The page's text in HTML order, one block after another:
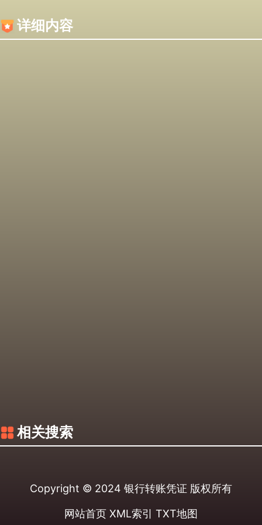
详细内容
相关搜索
Copyright © 2024 银行转账凭证 版权所有
网站首页 XML索引 TXT地图